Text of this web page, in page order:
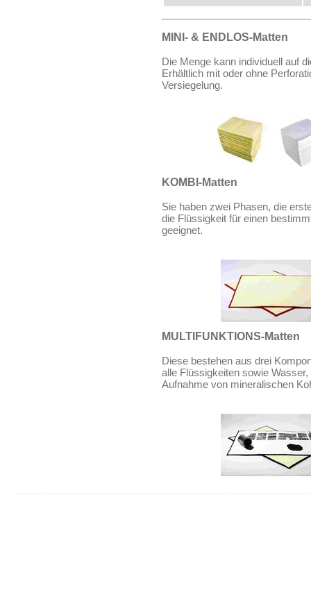
MINI- & ENDLOS-Matten
Die Menge kann individuell auf
Erhältlich mit oder ohne
Versiegelung.
KOMBI-Matten
Sie haben zwei Phasen, die
die Flüssigkeit für einen
geeignet.
MULTIFUNKTIONS-Matten
Diese bestehen aus drei
alle Flüssigkeiten sowie
Aufnahme von mineralischen